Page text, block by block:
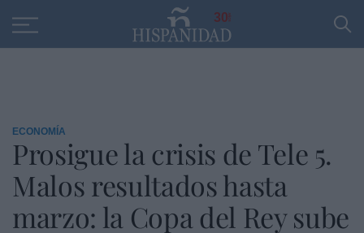
30
ECONOMÍA
Prosigue la crisis de Tele 5.
Malos resultados hasta
marzo: la Copa del Rey sube